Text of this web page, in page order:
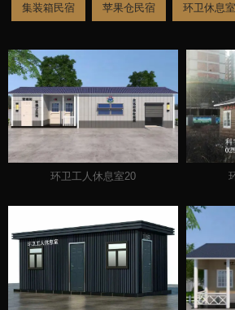
您当前的位置：首页 移动房屋 /环卫休息室
集装箱民宿 苹果仓民宿 环卫休息室
环卫工人休息室20